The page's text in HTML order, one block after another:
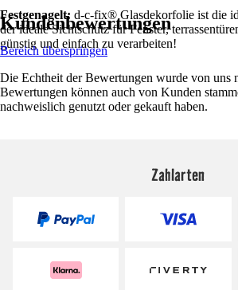
Festgenagelt: d-c-fix® Glasdekorfolie ist die
der ideale Sichtschutz für Fenster,
günstig und einfach zu verarbeiten!
Kundenbewertungen
Bereich überspringen
Die Echtheit der Bewertungen wurde von uns
Bewertungen können auch von Kunden
nachweislich genutzt oder gekauft haben.
Zahlarten